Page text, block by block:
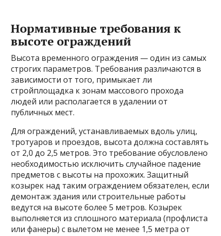
Нормативные требования к
высоте ограждений
Высота временного ограждения — один из самых
строгих параметров. Требования различаются в
зависимости от того, примыкает ли
стройплощадка к зонам массового прохода
людей или располагается в удалении от
публичных мест.
Для ограждений, устанавливаемых вдоль улиц,
тротуаров и проездов, высота должна составлять
от 2,0 до 2,5 метров. Это требование обусловлено
необходимостью исключить случайное падение
предметов с высоты на прохожих. Защитный
козырек над таким ограждением обязателен, если
демонтаж здания или строительные работы
ведутся на высоте более 5 метров. Козырек
выполняется из сплошного материала (профлиста
или фанеры) с вылетом не менее 1,5 метра от